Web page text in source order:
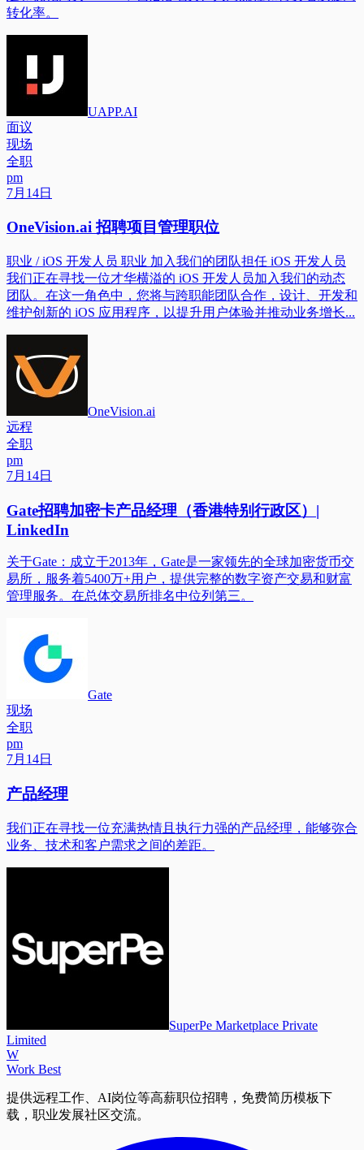
转化率。
UAPP.AI
面议
现场
全职
pm
7月14日
OneVision.ai 招聘项目管理职位
职业 / iOS 开发人员 职业 加入我们的团队担任 iOS 开发人员
我们正在寻找一位才华横溢的 iOS 开发人员加入我们的动态
团队。在这一角色中，您将与跨职能团队合作，设计、开发和
维护创新的 iOS 应用程序，以提升用户体验并推动业务增长...
OneVision.ai
远程
全职
pm
7月14日
Gate招聘加密卡产品经理（香港特别行政区）|
LinkedIn
关于Gate：成立于2013年，Gate是一家领先的全球加密货币交
易所，服务着5400万+用户，提供完整的数字资产交易和财富
管理服务。在总体交易所排名中位列第三。
Gate
现场
全职
pm
7月14日
产品经理
我们正在寻找一位充满热情且执行力强的产品经理，能够弥合
业务、技术和客户需求之间的差距。
SuperPe Marketplace Private
Limited
W
Work Best
提供远程工作、AI岗位等高薪职位招聘，免费简历模板下
载，职业发展社区交流。